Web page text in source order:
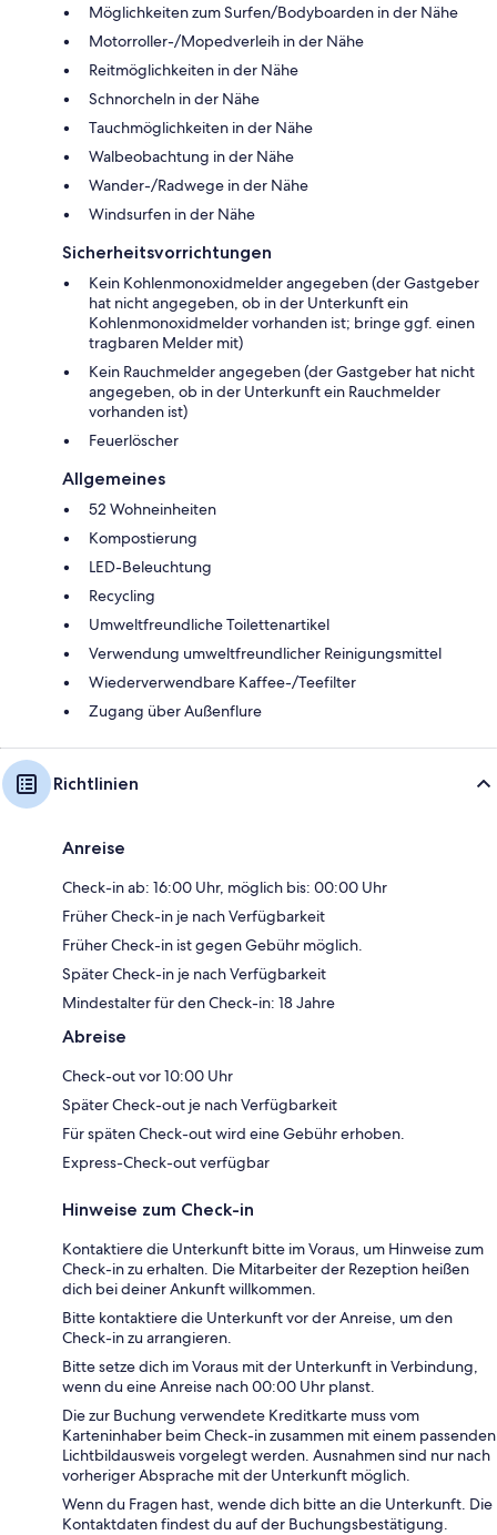
Möglichkeiten zum Surfen/Bodyboarden in der Nähe
Motorroller-/Mopedverleih in der Nähe
Reitmöglichkeiten in der Nähe
Schnorcheln in der Nähe
Tauchmöglichkeiten in der Nähe
Walbeobachtung in der Nähe
Wander-/Radwege in der Nähe
Windsurfen in der Nähe
Sicherheitsvorrichtungen
Kein Kohlenmonoxidmelder angegeben (der Gastgeber
hat nicht angegeben, ob in der Unterkunft ein
Kohlenmonoxidmelder vorhanden ist; bringe ggf. einen
tragbaren Melder mit)
Kein Rauchmelder angegeben (der Gastgeber hat nicht
angegeben, ob in der Unterkunft ein Rauchmelder
vorhanden ist)
Feuerlöscher
Allgemeines
52 Wohneinheiten
Kompostierung
LED-Beleuchtung
Recycling
Umweltfreundliche Toilettenartikel
Verwendung umweltfreundlicher Reinigungsmittel
Wiederverwendbare Kaffee-/Teefilter
Zugang über Außenflure
Richtlinien
Anreise
Check-in ab: 16:00 Uhr, möglich bis: 00:00 Uhr
Früher Check-in je nach Verfügbarkeit
Früher Check-in ist gegen Gebühr möglich.
Später Check-in je nach Verfügbarkeit
Mindestalter für den Check-in: 18 Jahre
Abreise
Check-out vor 10:00 Uhr
Später Check-out je nach Verfügbarkeit
Für späten Check-out wird eine Gebühr erhoben.
Express-Check-out verfügbar
Hinweise zum Check-in
Kontaktiere die Unterkunft bitte im Voraus, um Hinweise zum
Check-in zu erhalten. Die Mitarbeiter der Rezeption heißen
dich bei deiner Ankunft willkommen.
Bitte kontaktiere die Unterkunft vor der Anreise, um den
Check-in zu arrangieren.
Bitte setze dich im Voraus mit der Unterkunft in Verbindung,
wenn du eine Anreise nach 00:00 Uhr planst.
Die zur Buchung verwendete Kreditkarte muss vom
Karteninhaber beim Check-in zusammen mit einem passenden
Lichtbildausweis vorgelegt werden. Ausnahmen sind nur nach
vorheriger Absprache mit der Unterkunft möglich.
Wenn du Fragen hast, wende dich bitte an die Unterkunft. Die
Kontaktdaten findest du auf der Buchungsbestätigung.